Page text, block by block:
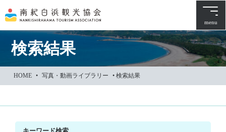
文
に
ッ
menu
検索結果
HOME • 写真・動画ライブラリー •検索結果